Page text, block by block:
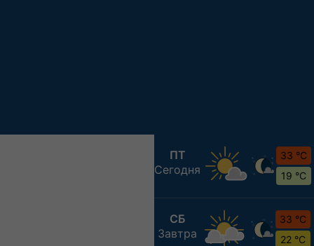
ПТ
Сегодня
33 °C
19 °C
СБ
Завтра
33 °C
22 °C